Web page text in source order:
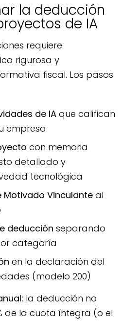
la deducción
de IA
requiere
rigurosa y
fiscal. Los pasos
de IA que califican
empresa
con memoria
detallado y
tecnológica
Motivado Vinculante al
deducción separando
categoría
en la declaración del
(modelo 200)
la deducción no
de la cuota íntegra (o el